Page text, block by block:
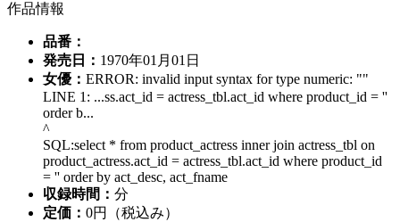
作品情報
品番：
発売日： 1970年01月01日
女優： ERROR: invalid input syntax for type numeric: ""
LINE 1: ...ss.act_id = actress_tbl.act_id where product_id = ''
order b...
^
SQL:select * from product_actress inner join actress_tbl on
product_actress.act_id = actress_tbl.act_id where product_id
= '' order by act_desc, act_fname
収録時間： 分
定価： 0円（税込み）